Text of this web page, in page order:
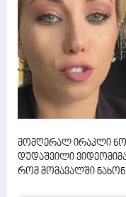
მომღერალ ირაკლი
დუდაშვილი
რომ მომავალში ნახონ